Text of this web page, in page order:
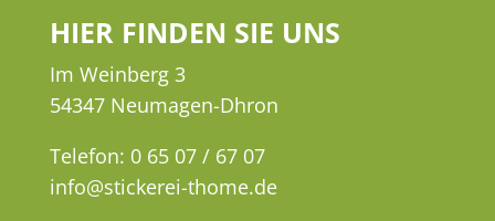
HIER FINDEN SIE UNS
Im Weinberg 3
54347 Neumagen-Dhron
Telefon: 0 65 07 / 67 07
info@stickerei-thome.de